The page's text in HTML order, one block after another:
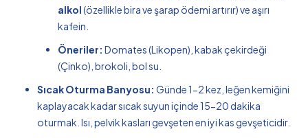
alkol(özellikle bira ve şarap ödemi artırır) ve aşırı
kafein.
Öneriler: Domates (Likopen), kabak çekirdeği
(Çinko), brokoli, bol su.
Sıcak Oturma Banyosu: Günde 1-2 kez, leğen kemiğini
kaplayacak kadar sıcak suyun içinde 15-20 dakika
oturmak. Isı, pelvik kasları gevşeten en iyi kas gevşeticidir.